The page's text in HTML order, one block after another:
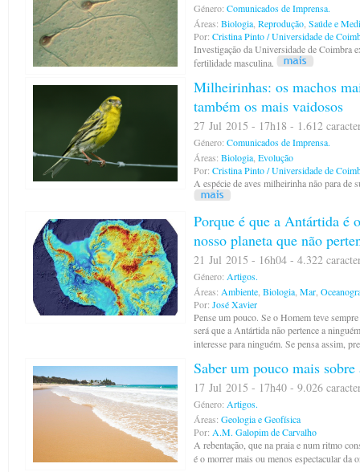
Género: Comunicados de Imprensa.
Áreas: Biologia Reprodução Saúde e
Por: Cristina Pinto / Universidade de
Investigação da Universidade de Coimbra
fertilidade masculina.
Milheirinhas: os machos
também os mais vaidosos
27 Jul 2015 - 17h18 - 1.612
Género: Comunicados de Imprensa.
Áreas: Biologia Evolução
Por: Cristina Pinto / Universidade de
A espécie de aves milheirinha não para de
Porque é que a Antártida é
nosso planeta que não
21 Jul 2015 - 16h04 - 4.322
Género: Artigos.
Áreas: Ambiente Biologia Mar
Por: José Xavier
Pense um pouco. Se o Homem teve
será que a Antártida não pertence a
interesse para ninguém. Se pensa assim,
Saber um pouco mais sobre
17 Jul 2015 - 17h40 - 9.026
Género: Artigos.
Áreas: Geologia e Geofísica
Por: A.M. Galopim de Carvalho
A rebentação, que na praia e num ritmo
é o morrer mais ou menos espectacular da